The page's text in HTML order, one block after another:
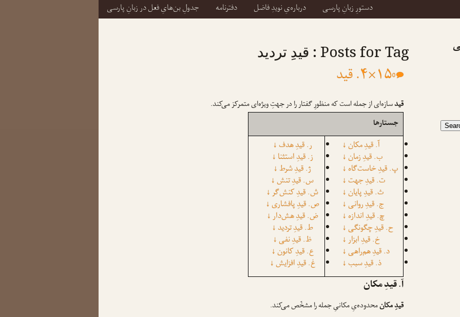
جدولِ بن‌هایِ فعل در زبانِ پارسی
دفترنامه درباره‌یِ نویدِ فاضل دستورِ زبانِ پارسی
Posts for Tag : قیدِ تردید
۱۵×۴. قید 0
قیدسازه‌ای از جمله است که منظورِ گفتار را در جهتِ ویژه‌ای متمرکز می‌کند.
جستارها
آ. قیدِ مکان↓
ب. قیدِ زمان↓
پ. قیدِ خاست‌گاه↓
ت. قیدِ جهت↓
ث. قیدِ پایان↓
ج. قیدِ روانی↓
چ. قیدِ اندازه↓
ح. قیدِ چگونگی↓
خ. قیدِ ابزار↓
د. قیدِ هم‌راهی↓
ذ. قیدِ سبب↓
ر. قیدِ هدف↓
ز. قیدِ استثنا↓
ژ. قیدِ شرط↓
س. قیدِ تنش↓
ش. قیدِ کنش‌گر↓
ص. قیدِ پافشاری↓
ض. قیدِ هش‌دار↓
ط. قیدِ تردید↓
ظ. قیدِ نفی↓
ع. قیدِ کانون↓
غ. قیدِ افزایش↓
آ. قیدِ مکان
قیدِ مکانمحدوده‌یِ مکانیِ جمله را مشخّص می‌کند.